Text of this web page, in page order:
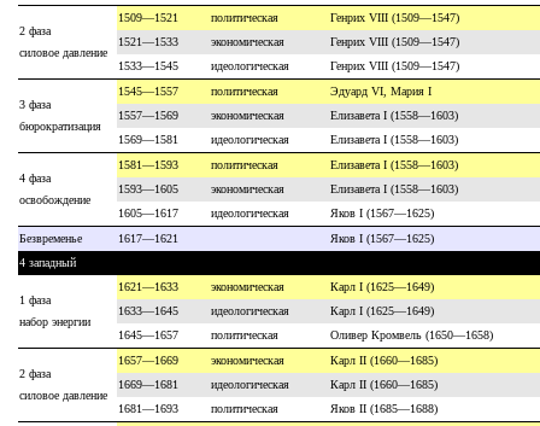
2 фаза
силовое давление
1509—1521 политическая
Генрих VIII (1509—1547)
1521—1533
экономическая
Генрих VIII (1509—1547)
1533—1545
идеологическая Генрих VIII (1509—1547)
3 фаза
бюрократизация
1545—1557 политическая
Эдуард VI, Мария I
1557—1569
экономическая
Елизавета I (1558—1603)
1569—1581
идеологическая Елизавета I (1558—1603)
4 фаза
освобождение
1581—1593 политическая
Елизавета I (1558—1603)
1593—1605
экономическая
Елизавета I (1558—1603)
1605—1617
идеологическая
Яков I (1567—1625)
Безвременье
1617—1621
Яков I (1567—1625)
4 западный
1 фаза
набор энергии
1621—1633 экономическая
Карл I (1625—1649)
1633—1645
идеологическая
Карл I (1625—1649)
1645—1657
политическая Оливер Кромвель (1650—1658)
2 фаза
силовое давление
1657—1669 экономическая
Карл II (1660—1685)
1669—1681
идеологическая
Карл II (1660—1685)
1681—1693
политическая Яков II (1685—1688)